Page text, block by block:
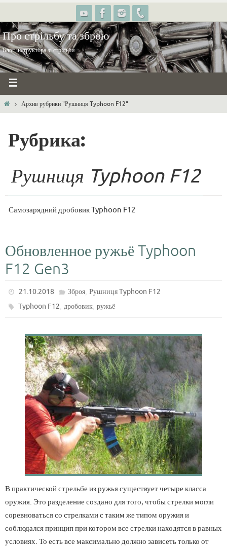
Про стрільбу та зброю
Блог інструктора зі стрільби
Архив рубрики "Рушниця Typhoon F12"
Рубрика:
Рушниця Typhoon F12
Самозарядний дробовик Typhoon F12
Обновленное ружьё Typhoon
F12 Gen3
21.10.2018 Зброя, Рушниця Typhoon F12
Typhoon F12,дробовик,ружьё
В практической стрельбе из ружья существует четыре класса
оружия. Это разделение создано для того, чтобы стрелки могли
соревноваться со стрелками с таким же типом оружия и
соблюдался принцип при котором все стрелки находятся в равных
условиях. То есть все максимально должно зависеть только от